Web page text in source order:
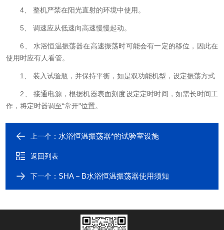
4、 整机严禁在阳光直射的环境中使用。
5、 调速应从低速向高速慢慢起动。
6、 水浴恒温振荡器在高速振荡时可能会有一定的移位，因此在
使用时应有人看管。
1、 装入试验瓶，并保持平衡，如是双功能机型，设定振荡方式
2、 接通电源，根据机器表面刻度设定定时时间，如需长时间工
作，将定时器调至“常开"位置。
上一个： 水浴恒温振荡器*的试验室设施
返回列表
下一个： SHA－B水浴恒温振荡器使用须知